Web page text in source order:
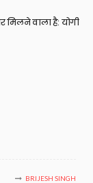
मिलने वाला है: योगी
BRIJESH SINGH